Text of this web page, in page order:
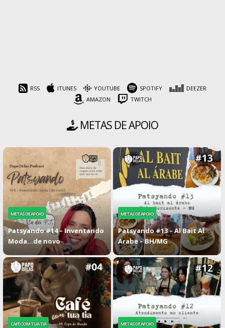
RSS ITUNES YOUTUBE SPOTIFY
DEEZER
AMAZON
TWITCH
METAS DE APOIO
METAS DE APOIO
Patsyando #14 – Inventando
Moda…de novo
METAS DE APOIO
Patsyando #13 – Al Bait Al
Arabe – BH/MG
CAFÉ COM TUA TIA METAS DE APOIO